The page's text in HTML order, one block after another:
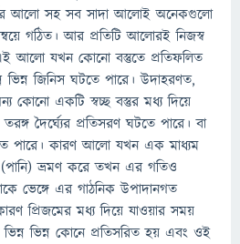
আলো সহ সব সাদা আলোই অনেকগুলো
গঠিত। আর প্রতিটি আলোরই নিজস্ব
এই আলো যখন কোনো বস্তুতে প্রতিফলিত
জিনিস ঘটতে পারে। উদাহরণত,
কোনো একটি স্বচ্ছ বস্তুর মধ্য দিয়ে
দৈর্ঘ্যের প্রতিসরণ ঘটতে পারে। বা
পারে। কারণ আলো যখন এক মাধ্যম
(পানি) ভ্রমণ করে তখন এর গতিও
ভেঙ্গে এর গাঠনিক উপাদানগত
প্রিজমের মধ্য দিয়ে যাওয়ার সময়
ভিন্ন ভিন্ন কোনে প্রতিসরিত হয় এবং ওই